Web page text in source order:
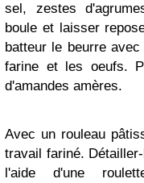
sel, zestes
boule et laisser
batteur le beurre
farine et les oeufs.
d'amandes amères.
Avec un rouleau
travail fariné.
l'aide d'une